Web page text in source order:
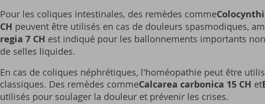
Pour les coliques intestinales, des remèdes comme
CH peuvent être utilisés en cas de douleurs spasmodiques,
regia 7 CH est indiqué pour les ballonnements importants
de selles liquides.
En cas de coliques néphrétiques, l'homéopathie peut être
classiques. Des remèdes commeCalcarea carbonica 15 CH et
utilisés pour soulager la douleur et prévenir les crises.